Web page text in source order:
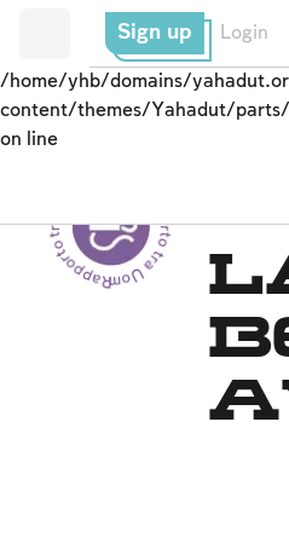
Sign up Login
/home/yhb/domains/
content/themes/Yahadut/
on line
Rapporto tra Uomo e Dio - Rapporto tra Uomo e Dio --